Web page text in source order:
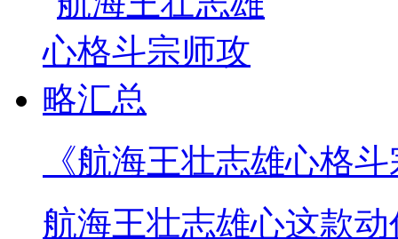
《航海王壮志雄心格
航海王壮志雄心这款